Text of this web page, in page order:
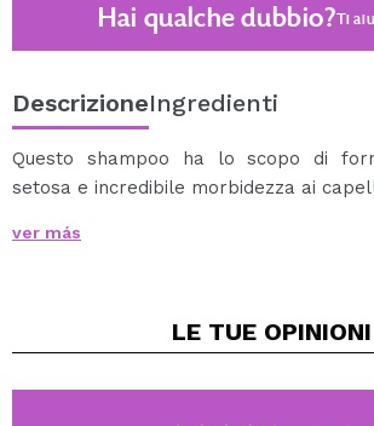
Hai qualche dubbio?Ti
DescrizioneIngredienti
Questo shampoo ha lo scopo di
setosa e incredibile morbidezza ai
lucenti, preservandone il colore.
Giorno dopo giorno, i capelli
ver más
LE TUE OPINIONI